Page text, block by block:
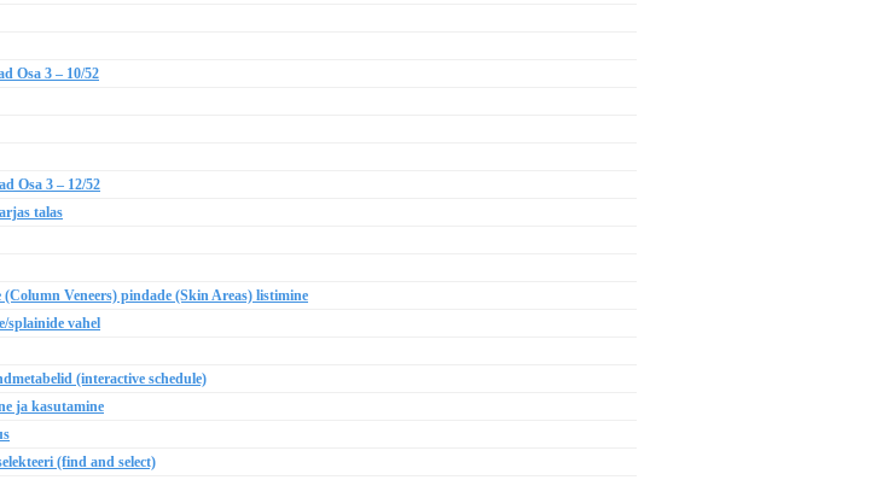
Osa 3 – 10/52
Osa 3 – 12/52
talas
Veneers) pindade (Skin Areas) listimine
splainide vahel
(interactive schedule)
ja kasutamine
(find and select)